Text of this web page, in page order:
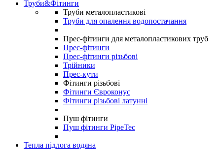
Труби&Фітинги
Труби металопластикові
Труби для опалення водопостачання
Прес-фітинги для металопластикових труб
Прес-фітинги
Прес-фітинги різьбові
Трійники
Прес-кути
Фітинги різьбові
Фітинги Євроконус
Фітинги різьбові латунні
Пуш фітинги
Пуш фітинги PipeTec
Тепла підлога водяна